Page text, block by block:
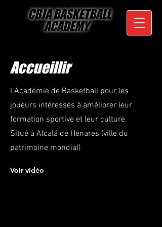
CBJA BASKETBALL
ACADEMY
Accueillir
L'Académie de Basketball pour les
joueurs intéressés à améliorer leur
formation sportive et leur culture.
Situé à Alcalá de Henares (ville du
patrimoine mondial)
Voir vidéo